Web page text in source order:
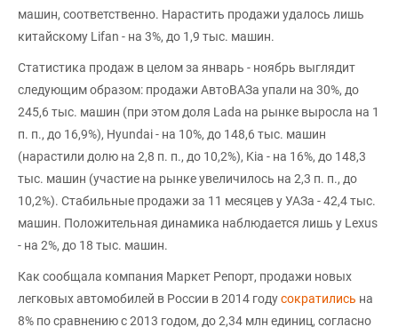
машин, соответственно. Нарастить продажи удалось лишь
китайскому Lifan - на 3%, до 1,9 тыс. машин.
Статистика продаж в целом за январь - ноябрь выглядит
следующим образом: продажи АвтоВАЗа упали на 30%, до
245,6 тыс. машин (при этом доля Lada на рынке выросла на 1
п. п., до 16,9%), Hyundai - на 10%, до 148,6 тыс. машин
(нарастили долю на 2,8 п. п., до 10,2%), Kia - на 16%, до 148,3
тыс. машин (участие на рынке увеличилось на 2,3 п. п., до
10,2%). Стабильные продажи за 11 месяцев у УАЗа - 42,4 тыс.
машин. Положительная динамика наблюдается лишь у Lexus
- на 2%, до 18 тыс. машин.
Как сообщала компания Маркет Репорт, продажи новых
легковых автомобилей в России в 2014 годусократились на
8% по сравнению с 2013 годом, до 2,34 млн единиц, согласно